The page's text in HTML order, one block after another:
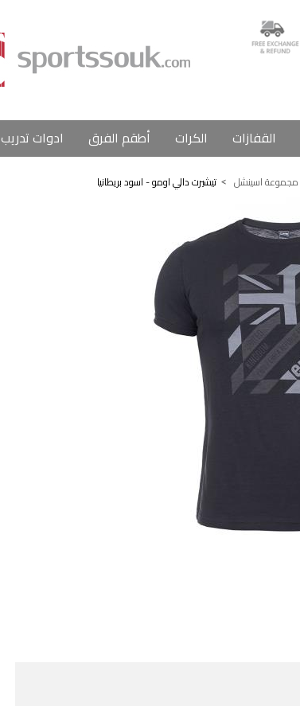
القفازات الكرات أطقم الفرق ادوات تدريب
مجموعة اسينشل تيشيرت دالي اومو - اسود بريطانيا